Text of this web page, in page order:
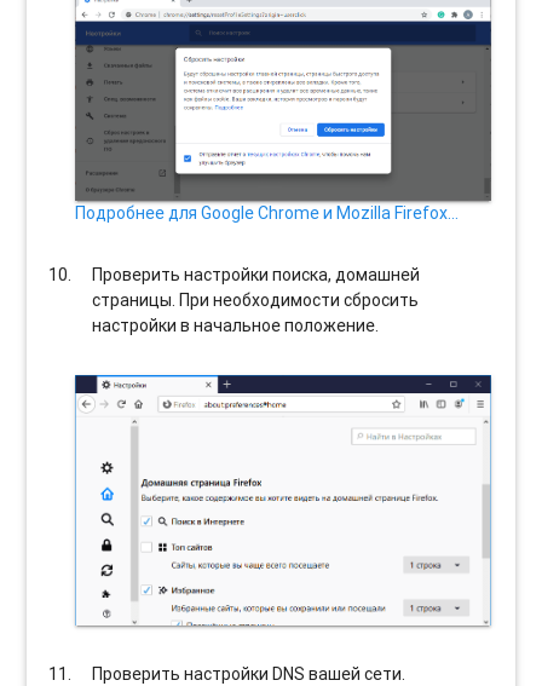
Подробнее для Google Chrome и Mozilla Firefox…
Проверить настройки поиска, домашней
страницы. При необходимости сбросить
настройки в начальное положение.
Проверить настройки DNS вашей сети.